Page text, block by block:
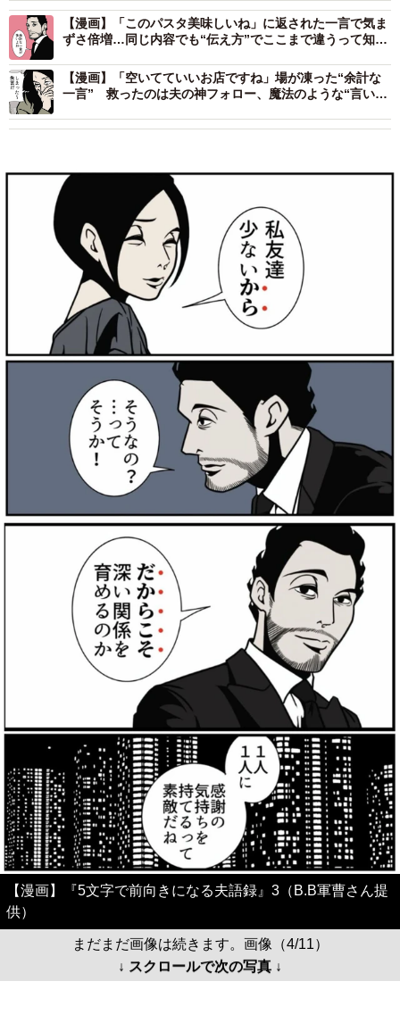
【漫画】「このパスタ美味しいね」に返された一言で気ま
ずさ倍増…同じ内容でも“伝え方”でここまで違うって知っ
【漫画】「空いてていいお店ですね」場が凍った“余計な
一言” 救ったのは夫の神フォロー、魔法のような“言い換
【漫画】『5文字で前向きになる夫語録』3（B.B軍曹さん提
供）
まだまだ画像は続きます。画像（4/11）
↓ スクロールで次の写真 ↓